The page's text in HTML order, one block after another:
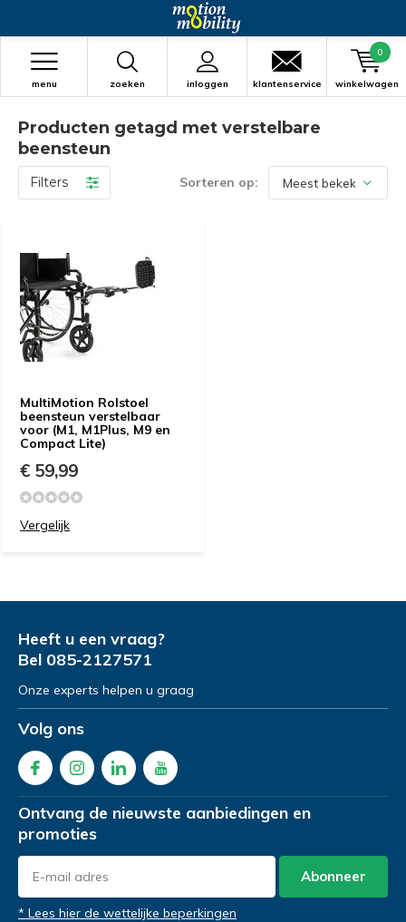
zoeken inloggen
menu klantenservice winkelwagen
0
Producten getagd met verstelbare
beensteun
Filters Sorteren op:
MultiMotion Rolstoel
beensteun verstelbaar
voor (M1, M1Plus, M9 en
Compact Lite)
€ 59,99
Vergelijk
Heeft u een vraag?
Bel 085-2127571
Onze experts helpen u graag
Volg ons
Ontvang de nieuwste aanbiedingen en
promoties
Abonneer
* Lees hier de wettelijke beperkingen